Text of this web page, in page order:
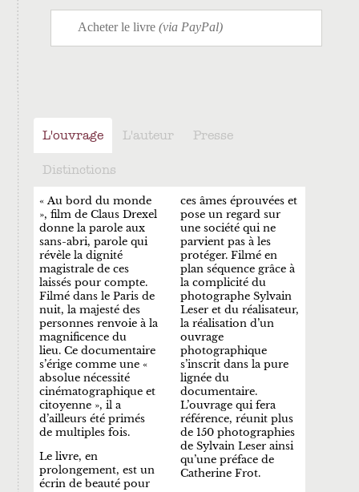
L'ouvrage L'auteur Presse
Distinctions
« Au bord du monde
», film de Claus Drexel
donne la parole aux
sans-abri, parole qui
révèle la dignité
magistrale de ces
laissés pour compte.
Filmé dans le Paris de
nuit, la majesté des
personnes renvoie à la
magnificence du
lieu. Ce documentaire
s’érige comme une «
absolue nécessité
cinématographique et
citoyenne », il a
d’ailleurs été primés
de multiples fois.
Le livre, en
prolongement, est un
écrin de beauté pour
ces âmes éprouvées et
pose un regard sur
une société qui ne
parvient pas à les
protéger. Filmé en
plan séquence grâce à
la complicité du
photographe Sylvain
Leser et du réalisateur,
la réalisation d’un
ouvrage
photographique
s’inscrit dans la pure
lignée du
documentaire.
L’ouvrage qui fera
référence, réunit plus
de 150 photographies
de Sylvain Leser ainsi
qu’une préface de
Catherine Frot.